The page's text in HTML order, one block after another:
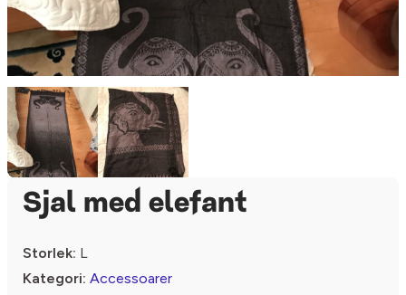
Sjal med elefant
Storlek: L
Kategori: Accessoarer